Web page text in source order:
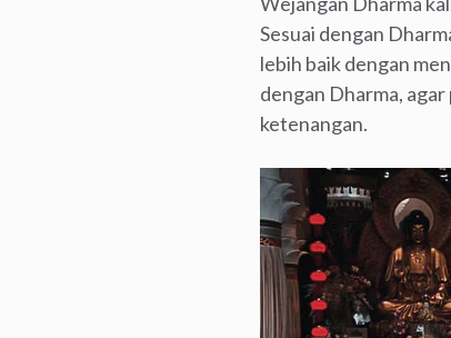
Sesuai dengan
lebih baik dengan
dengan Dharma,
ketenangan.